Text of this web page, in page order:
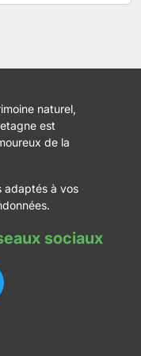
naturel,
est
de la
adaptés à vos
sociaux